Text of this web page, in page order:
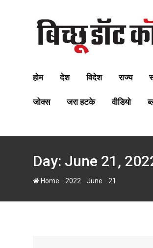
n
होम देश विदेश राज्य
जोक्स जरा हटके वीडियो
Day: June 21,
Home 2022 June 21